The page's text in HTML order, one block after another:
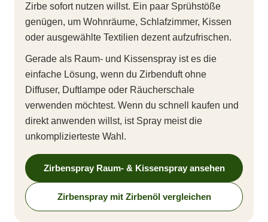
Zirbe sofort nutzen willst. Ein paar Sprühstöße
genügen, um Wohnräume, Schlafzimmer, Kissen
oder ausgewählte Textilien dezent aufzufrischen.
Gerade als Raum- und Kissenspray ist es die
einfache Lösung, wenn du Zirbenduft ohne
Diffuser, Duftlampe oder Räucherschale
verwenden möchtest. Wenn du schnell kaufen und
direkt anwenden willst, ist Spray meist die
unkomplizierteste Wahl.
Zirbenspray Raum- & Kissenspray ansehen
Zirbenspray mit Zirbenöl vergleichen